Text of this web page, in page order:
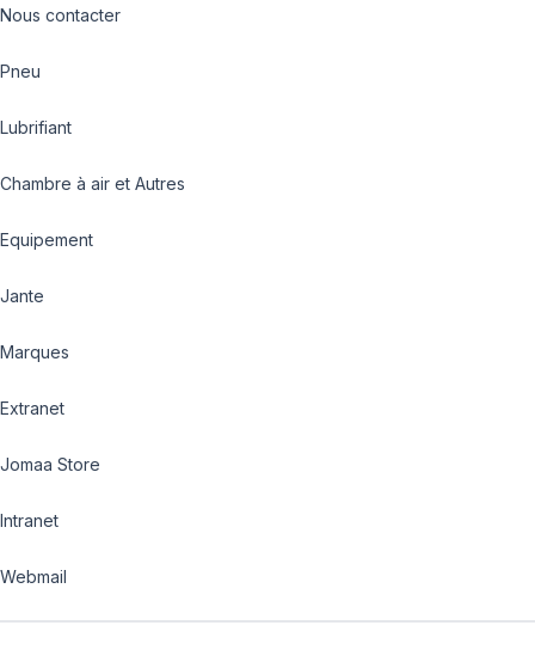
Nous contacter
Pneu
Lubrifiant
Chambre à air et Autres
Equipement
Jante
Marques
Extranet
Jomaa Store
Intranet
Webmail